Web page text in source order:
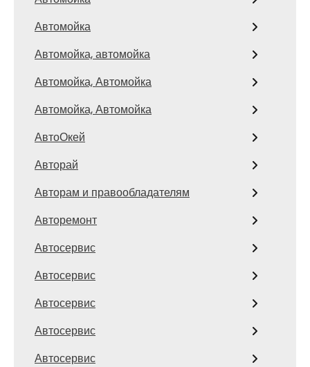
Автомойка
Автомойка, автомойка
Автомойка, Автомойка
Автомойка, Автомойка
АвтоОкей
Авторай
Авторам и правообладателям
Авторемонт
Автосервис
Автосервис
Автосервис
Автосервис
Автосервис